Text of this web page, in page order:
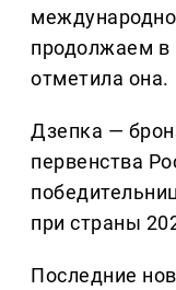
продолжаем
отметила она.
Дзепка —
первенства
при страны
Последние